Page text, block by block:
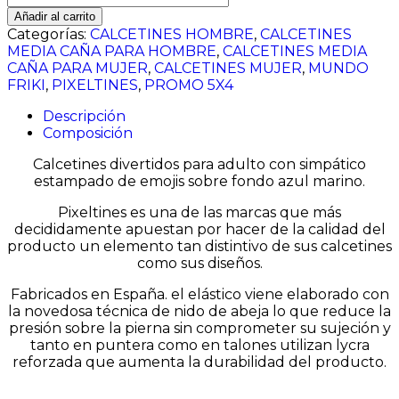
cantidad
Añadir al carrito
Categorías: CALCETINES HOMBRE, CALCETINES
MEDIA CAÑA PARA HOMBRE, CALCETINES MEDIA
CAÑA PARA MUJER, CALCETINES MUJER, MUNDO
FRIKI, PIXELTINES, PROMO 5X4
Descripción
Composición
Calcetines divertidos para adulto con simpático
estampado de emojis sobre fondo azul marino.
Pixeltines es una de las marcas que más
decididamente apuestan por hacer de la calidad del
producto un elemento tan distintivo de sus calcetines
como sus diseños.
Fabricados en España. el elástico viene elaborado con
la novedosa técnica de nido de abeja lo que reduce la
presión sobre la pierna sin comprometer su sujeción y
tanto en puntera como en talones utilizan lycra
reforzada que aumenta la durabilidad del producto.